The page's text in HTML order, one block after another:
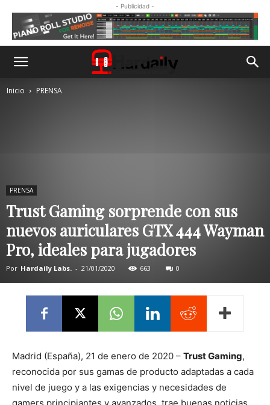
- Publicidad -
Inicio PRENSA
PRENSA
Trust Gaming sorprende con sus
nuevos auriculares GTX 444 Wayman
Pro, ideales para jugadores
Por Hardaily Labs. - 21/01/2020 663 0
Madrid (España), 21 de enero de 2020 – Trust Gaming,
reconocida por sus gamas de producto adaptadas a cada
nivel de juego y a las exigencias y necesidades de